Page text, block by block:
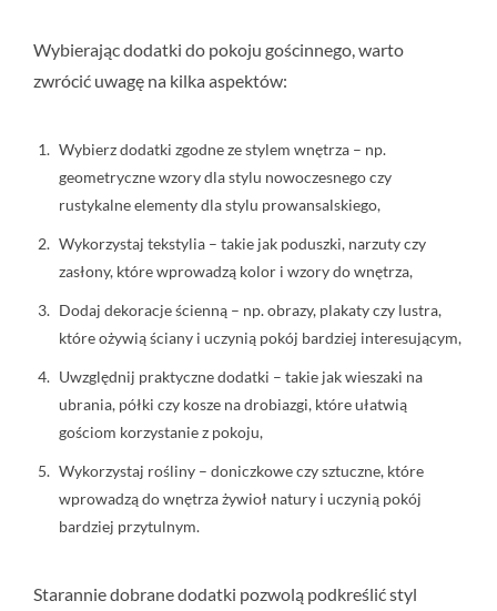
Wybierając dodatki do pokoju gościnnego, warto
zwrócić uwagę na kilka aspektów:
Wybierz dodatki zgodne ze stylem wnętrza – np.
geometryczne wzory dla stylu nowoczesnego czy
rustykalne elementy dla stylu prowansalskiego,
Wykorzystaj tekstylia – takie jak poduszki, narzuty czy
zasłony, które wprowadzą kolor i wzory do wnętrza,
Dodaj dekoracje ścienną – np. obrazy, plakaty czy lustra,
które ożywią ściany i uczynią pokój bardziej interesującym,
Uwzględnij praktyczne dodatki – takie jak wieszaki na
ubrania, półki czy kosze na drobiazgi, które ułatwią
gościom korzystanie z pokoju,
Wykorzystaj rośliny – doniczkowe czy sztuczne, które
wprowadzą do wnętrza żywioł natury i uczynią pokój
bardziej przytulnym.
Starannie dobrane dodatki pozwolą podkreślić styl